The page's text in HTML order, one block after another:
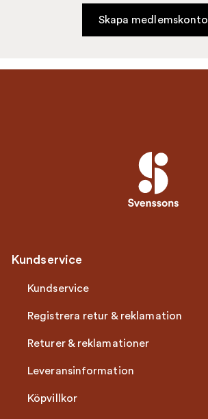
Skapa medlemskonto
Kundservice
Kundservice
Registrera retur & reklamation
Returer & reklamationer
Leveransinformation
Köpvillkor